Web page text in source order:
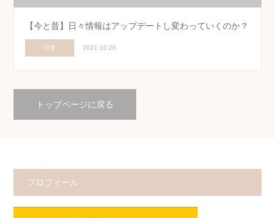
【今と昔】日々情報はアップデートし変わっていくのか？
日常 2021.10.20
トップページに戻る
プロフィール